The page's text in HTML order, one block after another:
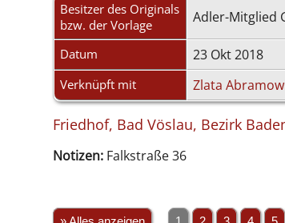
Besitzer des Originals
bzw. der Vorlage
Adler-Mitglied
Datum 23 Okt 2018
Verknüpft mit Zlata
Friedhof, Bad Vöslau, Bezirk
Notizen: Falkstraße 36